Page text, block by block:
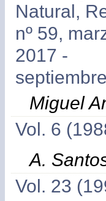
Natural,
nº 59,
2017 -
Miguel
Vol. 6
A.
Vol. 23